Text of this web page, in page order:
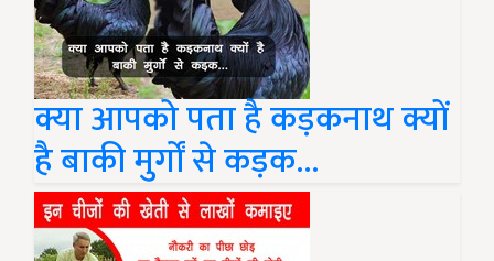
क्या आपको पता है कड़कनाथ क्यों
है बाकी मुर्गों से कड़क...